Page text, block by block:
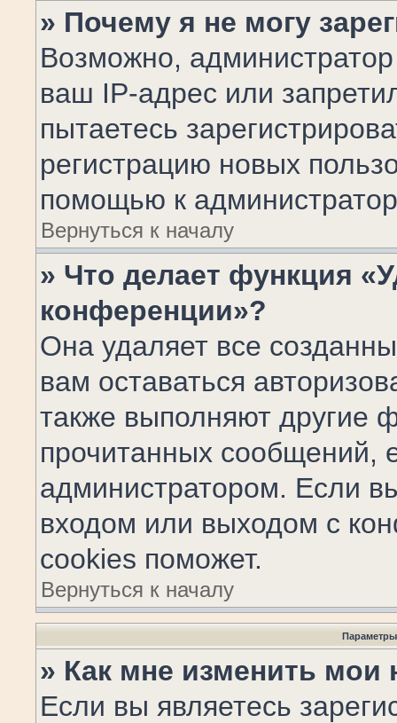
» Почему я не могу
Возможно,
ваш IP-адрес или
пытаетесь
регистрацию новых
помощью к
Вернуться к началу
» Что делает функция
конференции»?
Она удаляет все
вам оставаться
также выполняют другие
прочитанных сообщений,
администратором. Если
входом или выходом с
cookies поможет.
Вернуться к началу
Параметры
» Как мне изменить мои
Если вы являетесь